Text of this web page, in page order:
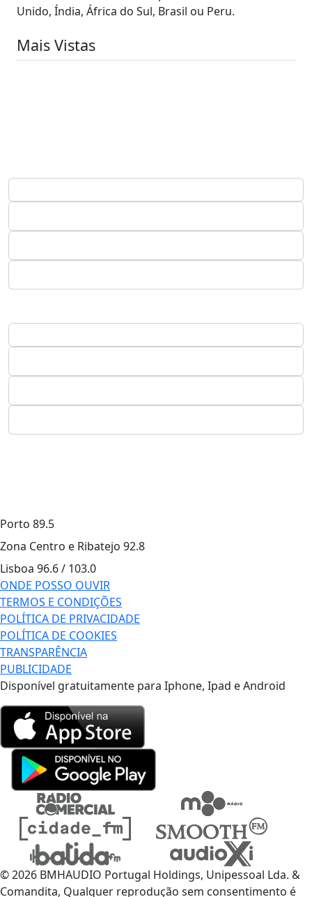
Unido, Índia, África do Sul, Brasil ou Peru.
Mais Vistas
Porto 89.5
Zona Centro e Ribatejo 92.8
Lisboa 96.6 / 103.0
ONDE POSSO OUVIR
TERMOS E CONDIÇÕES
POLÍTICA DE PRIVACIDADE
POLÍTICA DE COOKIES
TRANSPARÊNCIA
PUBLICIDADE
Disponível gratuitamente para Iphone, Ipad e Android
© 2026 BMHAUDIO Portugal Holdings, Unipessoal Lda. &
Comandita, Qualquer reprodução sem consentimento é